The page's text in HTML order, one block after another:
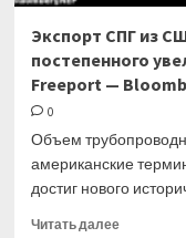
Экспорт СПГ из
постепенного
Freeport —
0
Объем
американские
достиг нового
Читать далееПрочитать